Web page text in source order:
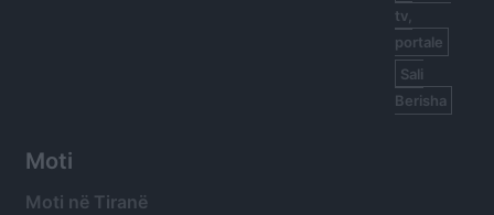
tv,
portale
Sali
Berisha
Moti
Moti në Tiranë